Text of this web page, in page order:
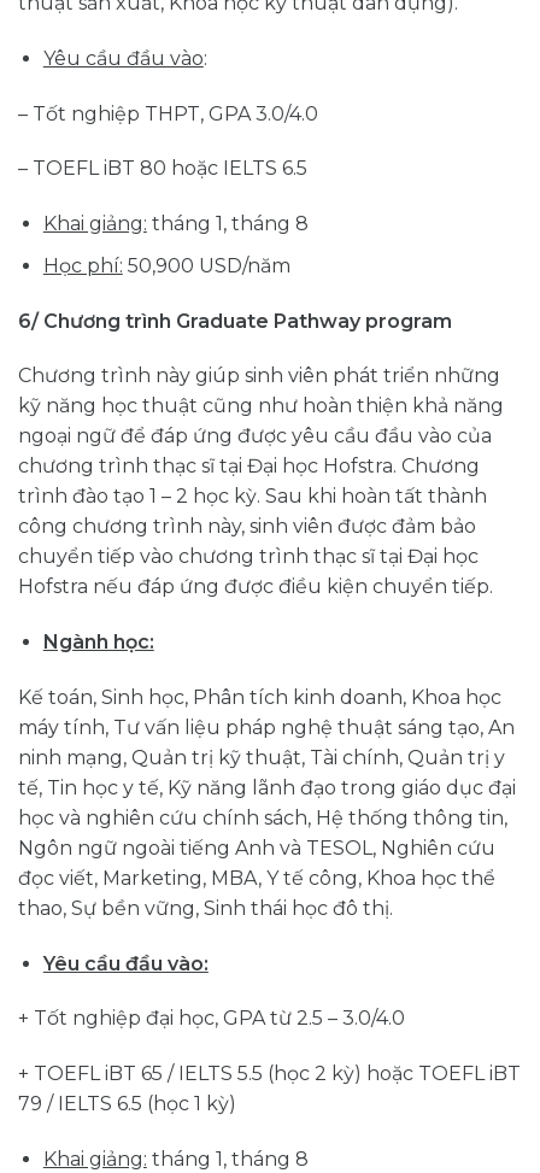
Yêu cầu đầu vào:
– Tốt nghiệp THPT, GPA 3.0/4.0
– TOEFL iBT 80 hoặc IELTS 6.5
Khai giảng: tháng 1, tháng 8
Học phí: 50,900 USD/năm
6/ Chương trình Graduate Pathway program
Chương trình này giúp sinh viên phát triển những
kỹ năng học thuật cũng như hoàn thiện khả năng
ngoại ngữ để đáp ứng được yêu cầu đầu vào của
chương trình thạc sĩ tại Đại học Hofstra. Chương
trình đào tạo 1 – 2 học kỳ. Sau khi hoàn tất thành
công chương trình này, sinh viên được đảm bảo
chuyển tiếp vào chương trình thạc sĩ tại Đại học
Hofstra nếu đáp ứng được điều kiện chuyển tiếp.
Ngành học:
Kế toán, Sinh học, Phân tích kinh doanh, Khoa học
máy tính, Tư vấn liệu pháp nghệ thuật sáng tạo, An
ninh mạng, Quản trị kỹ thuật, Tài chính, Quản trị y
tế, Tin học y tế, Kỹ năng lãnh đạo trong giáo dục đại
học và nghiên cứu chính sách, Hệ thống thông tin,
Ngôn ngữ ngoài tiếng Anh và TESOL, Nghiên cứu
đọc viết, Marketing, MBA, Y tế công, Khoa học thể
thao, Sự bền vững, Sinh thái học đô thị.
Yêu cầu đầu vào:
+ Tốt nghiệp đại học, GPA từ 2.5 – 3.0/4.0
+ TOEFL iBT 65 / IELTS 5.5 (học 2 kỳ) hoặc TOEFL iBT
79 / IELTS 6.5 (học 1 kỳ)
Khai giảng: tháng 1, tháng 8